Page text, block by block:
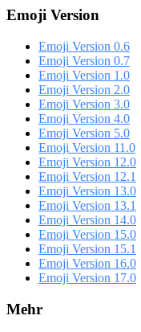
Emoji Version
Emoji Version 0.6
Emoji Version 0.7
Emoji Version 1.0
Emoji Version 2.0
Emoji Version 3.0
Emoji Version 4.0
Emoji Version 5.0
Emoji Version 11.0
Emoji Version 12.0
Emoji Version 12.1
Emoji Version 13.0
Emoji Version 13.1
Emoji Version 14.0
Emoji Version 15.0
Emoji Version 15.1
Emoji Version 16.0
Emoji Version 17.0
Mehr